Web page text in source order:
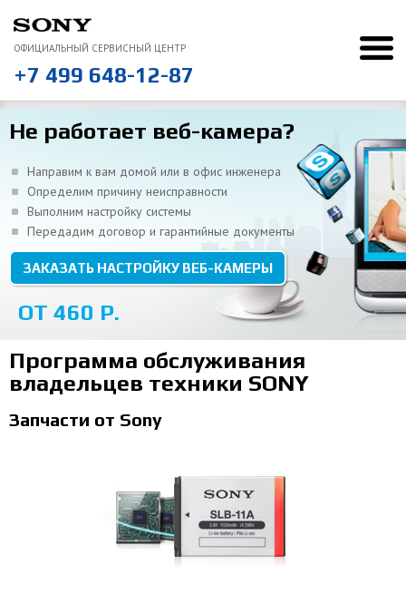
ОФИЦИАЛЬНЫЙ СЕРВИСНЫЙ ЦЕНТР
+7 499 648-12-87
“Понравилось, что курьер сам отвез и привез ноутбук
Не работает веб-камера?
Направим к вам домой или в офис инженера
Определим причину неисправности
Выполним настройку системы
Передадим договор и гарантийные документы
ЗАКАЗАТЬ НАСТРОЙКУ ВЕБ-КАМЕРЫ
ОТ 460 Р.
Программа обслуживания
владельцев техники SONY
Запчасти от Sony